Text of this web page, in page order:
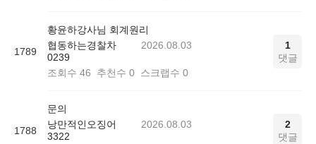
1789
황윤하강사님 회계원리
협동하는경찰차
0239
2026.08.03
조회수 46 추천수 0 스크랩수 0
1
댓글
1788
문의
낭만적인오징어
3322
2026.08.03
2
댓글